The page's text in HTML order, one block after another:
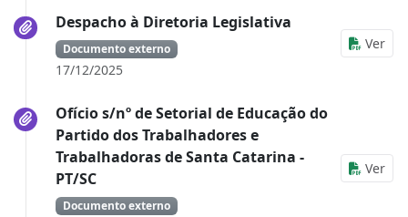
Despacho à Diretoria Legislativa
Documento externo
17/12/2025
Ver
Ofício s/nº de Setorial de Educação do
Partido dos Trabalhadores e
Trabalhadoras de Santa Catarina -
PT/SC
Documento externo
Ver